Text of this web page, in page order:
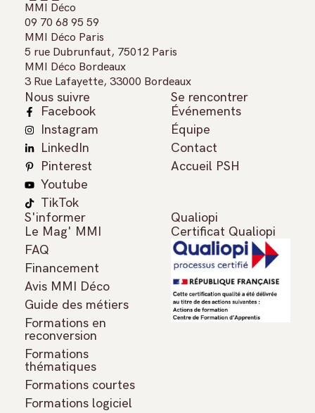
MMI Déco
09 70 68 95 59
MMI Déco Paris
5 rue Dubrunfaut, 75012 Paris
MMI Déco Bordeaux
3 Rue Lafayette, 33000 Bordeaux
Nous suivre
Facebook
Instagram
LinkedIn
Pinterest
Youtube
TikTok
Se rencontrer
Événements
Équipe
Contact
Accueil PSH
S'informer
Le Mag' MMI
FAQ
Financement
Avis MMI Déco
Guide des métiers
Formations en
reconversion
Formations
thématiques
Formations courtes
Formations logiciel
Qualiopi
Certificat Qualiopi